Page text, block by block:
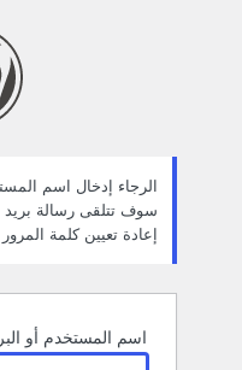
الرجاء إدخال اسم
سوف تتلقى رسالة بريد
إعادة تعيين كلمة
اسم المستخدم أو